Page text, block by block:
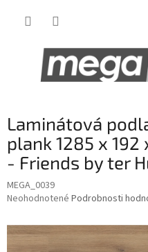
Laminátová
plank 1285 x 192
- Friends by ter
MEGA_0039
Priemerné
produktu
je
Neohodnotené Podrobnosti